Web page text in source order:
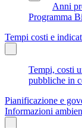
Anni
Programma
Tempi costi e
Tempi, costi
pubbliche in
Pianificazione e
Informazioni